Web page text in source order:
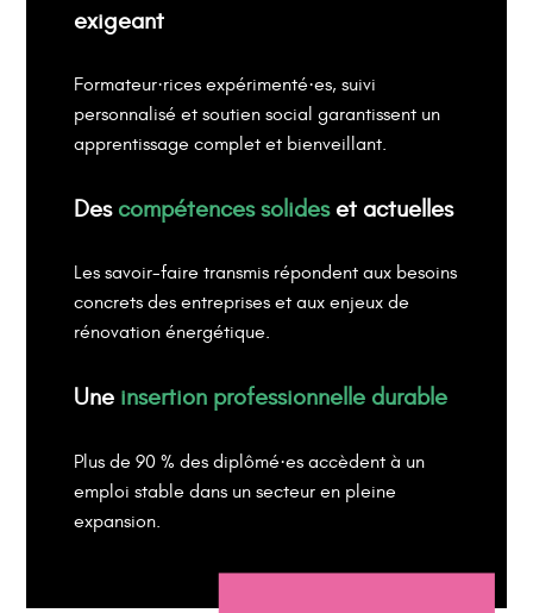
exigeant
Formateur·rices expérimenté·es, suivi
personnalisé et soutien social garantissent un
apprentissage complet et bienveillant.
Des compétences solideset actuelles
Les savoir-faire transmis répondent aux besoins
concrets des entreprises et aux enjeux de
rénovation énergétique.
Une insertion professionnelle durable
Plus de 90 % des diplômé·es accèdent à un
emploi stable dans un secteur en pleine
expansion.